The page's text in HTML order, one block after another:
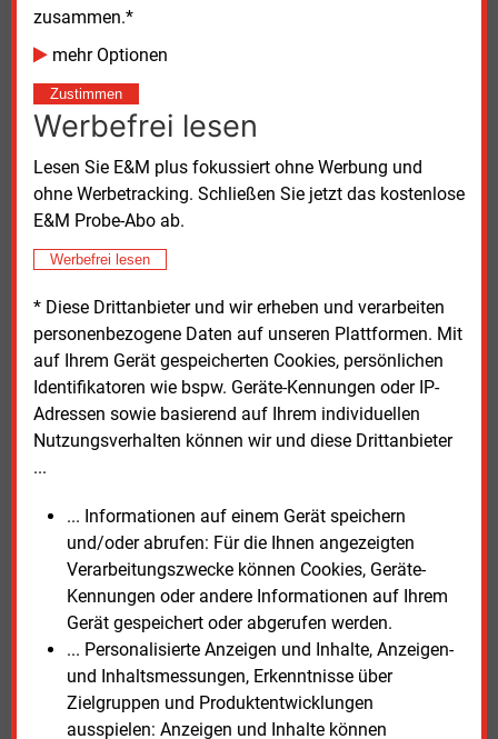
zusammen.*
mehr Optionen
Zustimmen
Werbefrei lesen
Lesen Sie E&M plus fokussiert ohne Werbung und
ohne Werbetracking. Schließen Sie jetzt das kostenlose
E&M Probe-Abo ab.
Werbefrei lesen
* Diese Drittanbieter und wir erheben und verarbeiten
personenbezogene Daten auf unseren Plattformen. Mit
auf Ihrem Gerät gespeicherten Cookies, persönlichen
Identifikatoren wie bspw. Geräte-Kennungen oder IP-
Adressen sowie basierend auf Ihrem individuellen
Nutzungsverhalten können wir und diese Drittanbieter
...
... Informationen auf einem Gerät speichern
und/oder abrufen: Für die Ihnen angezeigten
Verarbeitungszwecke können Cookies, Geräte-
Kennungen oder andere Informationen auf Ihrem
Gerät gespeichert oder abgerufen werden.
... Personalisierte Anzeigen und Inhalte, Anzeigen-
und Inhaltsmessungen, Erkenntnisse über
Zielgruppen und Produktentwicklungen
ausspielen: Anzeigen und Inhalte können
schlechter gestellt werden als nach geltendem Recht.
Darüber hinaus kritisieren die Ausschüsse den hohen
bürokratischen Aufwand der Mieterschutzregelungen.
In Verbindung mit dem Wegfall einer verpflichtenden
Beratung seien Fehlentscheidungen bei
Heizungserneuerungen und zusätzliche
Rechtsstreitigkeiten nicht ausgeschlossen.
Zu den konkreten Änderungsvorschlägen gehört ein
sogenannter Flottenansatz für
Wohnungsunternehmen und
Wohnungsgenossenschaften. Zudem empfehlen die
Ausschüsse eine deutlich feiner gestufte Bio-Treppe.
Diese würde den Anteil grüner Brennstoffe
schrittweise von 10 Prozent im Jahr 2029 auf 100
Prozent im Jahr 2045 erhöhen.
Der Bundestag befasst sich voraussichtlich am
Juni 2026 in erster Lesung mit dem
Gesetzentwurf. Einen Tag später soll der Bundesrat
über seine Stellungnahme beraten. Formal hätte die
Länderkammer dafür noch bis zum 26. Juni Zeit.
Nach einem Beschluss muss die Bundesregierung die
Stellungnahme unverzüglich an den Bundestag
weiterleiten und kann zusätzlich eine Gegenäußerung